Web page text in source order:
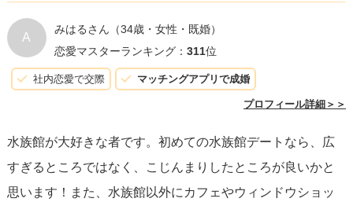
いか事前に聞いておくとスムーズです。また、
を一緒に楽しむこともコミュニケーションを深める良い方
法です。
トレスフリーな時間を過ごせるように配慮することです。
自然体でいながらも、細やかな気配りを見せることで、彼
A
みはるさん （34歳・女性・既婚）
恋愛マスターランキング： 311位
社内恋愛で交際 マッチングアプリで成婚
プロフィール詳細＞＞
水族館が大好きな者です。初めての水族館デートなら、広
すぎるところではなく、こじんまりしたところが良いかと
思います！また、水族館以外にカフェやウィンドウショッ